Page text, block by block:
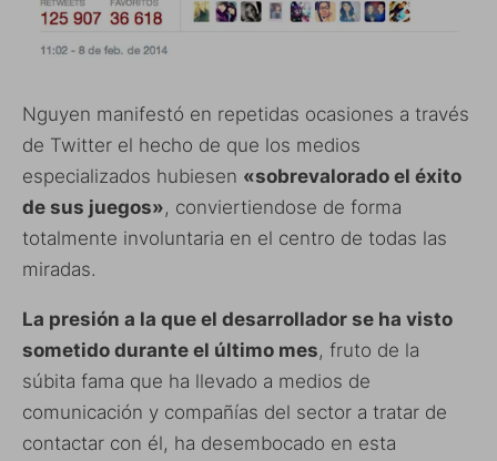
Nguyen manifestó en repetidas ocasiones a través
de Twitter el hecho de que los medios
especializados hubiesen «sobrevalorado el éxito
de sus juegos», conviertiendose de forma
totalmente involuntaria en el centro de todas las
miradas.
La presión a la que el desarrollador se ha visto
sometido durante el último mes, fruto de la
súbita fama que ha llevado a medios de
comunicación y compañías del sector a tratar de
contactar con él, ha desembocado en esta